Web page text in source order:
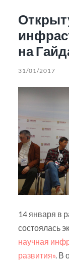
на
31/01/2017
14 января в
состоялась
научная
развития». В